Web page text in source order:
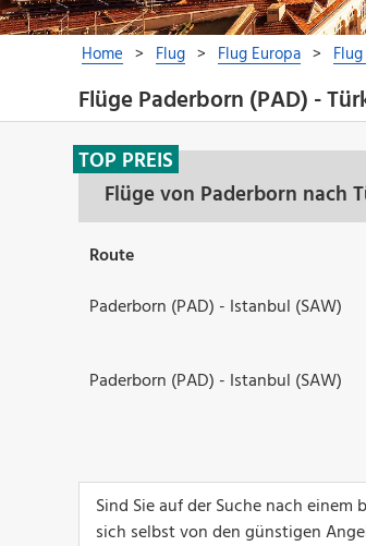
Flüge Paderborn (PAD) -
Flüge von Paderborn nach
TOP PREIS
Route
Paderborn (PAD) - Istanbul (SAW)
Paderborn (PAD) - Istanbul (SAW)
Sind Sie auf der Suche nach
sich selbst von den günstigen